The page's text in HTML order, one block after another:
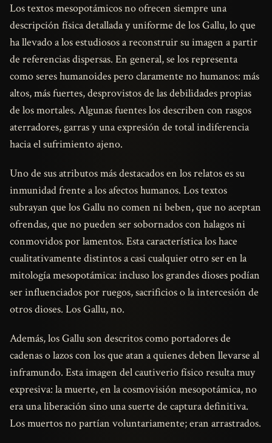
Los textos mesopotámicos no ofrecen siempre una
descripción física detallada y uniforme de los Gallu, lo que
ha llevado a los estudiosos a reconstruir su imagen a partir
de referencias dispersas. En general, se los representa
como seres humanoides pero claramente no humanos: más
altos, más fuertes, desprovistos de las debilidades propias
de los mortales. Algunas fuentes los describen con rasgos
aterradores, garras y una expresión de total indiferencia
hacia el sufrimiento ajeno.
Uno de sus atributos más destacados en los relatos es su
inmunidad frente a los afectos humanos. Los textos
subrayan que los Gallu no comen ni beben, que no aceptan
ofrendas, que no pueden ser sobornados con halagos ni
conmovidos por lamentos. Esta característica los hace
cualitativamente distintos a casi cualquier otro ser en la
mitología mesopotámica: incluso los grandes dioses podían
ser influenciados por ruegos, sacrificios o la intercesión de
otros dioses. Los Gallu, no.
Además, los Gallu son descritos como portadores de
cadenas o lazos con los que atan a quienes deben llevarse al
inframundo. Esta imagen del cautiverio físico resulta muy
expresiva: la muerte, en la cosmovisión mesopotámica, no
era una liberación sino una suerte de captura definitiva.
Los muertos no partían voluntariamente; eran arrastrados.